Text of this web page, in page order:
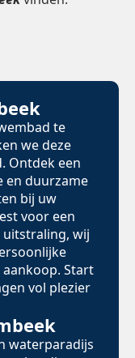
te
we deze
Ontdek een
en duurzame
bij uw
voor een
uitstraling, wij
Start
vol plezier
waterparadijs